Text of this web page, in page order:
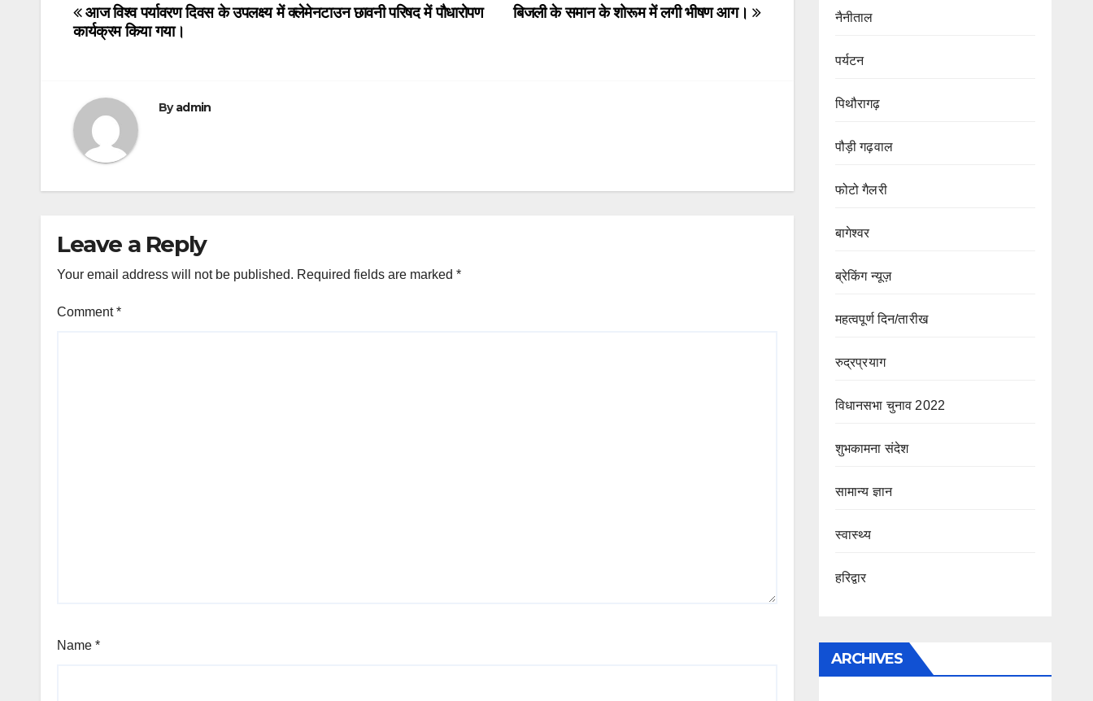
Post
navigation
बिजली के समान के शोरूम में लगी भीषण आग।
आज विश्व पर्यावरण दिवस के उपलक्ष्य में क्लेमेनटाउन छावनी परिषद में पौधारोपण
कार्यक्रम किया गया।
Byadmin
Leave a Reply
Your email address will not be published. Required fields are marked *
Comment*
Name *
नैनीताल
पर्यटन
पिथौरागढ़
पौड़ी गढ़वाल
फोटो गैलरी
बागेश्वर
ब्रेकिंग न्यूज़
महत्वपूर्ण दिन/तारीख
रुद्रप्रयाग
विधानसभा चुनाव 2022
शुभकामना संदेश
सामान्य ज्ञान
स्वास्थ्य
हरिद्वार
ARCHIVES